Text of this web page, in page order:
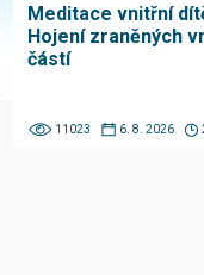
Meditace vnitřní
Hojení zraněných
částí
11023 6. 8. 2026